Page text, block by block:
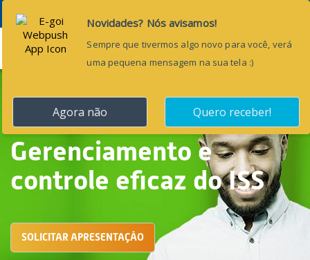
Menu
Gerenciamento e
controle eficaz do ISS
SOLICITAR APRESENTAÇÃO